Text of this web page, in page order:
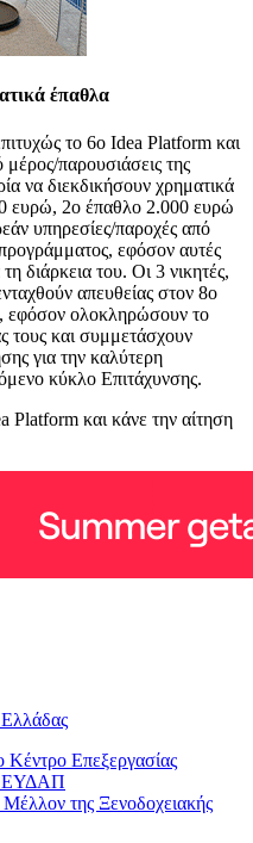
έπαθλα
το 6ο Idea Platform και
παρουσιάσεις της
να διεκδικήσουν χρηματικά
ευρώ, 2ο έπαθλο 2.000 ευρώ
υπηρεσίες/παροχές από
εφόσον αυτές
διάρκεια του. Οι 3 νικητές,
απευθείας στον 8ο
εφόσον ολοκληρώσουν το
τους και συμμετάσχουν
για την καλύτερη
κύκλο Επιτάχυνσης.
Platform και κάνε την αίτηση
Επεξεργασίας
ΕΥΔΑΠ
της Ξενοδοχειακής